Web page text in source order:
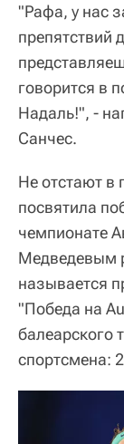
"Рафа, у нас
препятствий
говорится в
Надаль!", -
Санчес.
Не отстают в
посвятила
чемпионате
Медведевым
называется
"Победа на
балеарского
спортсмена: